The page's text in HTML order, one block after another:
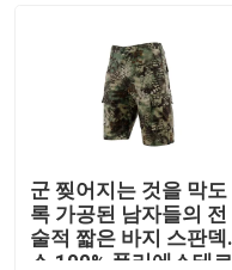
군 찢어지는 것을 막도
록 가공된 남자들의 전
술적 짧은 바지 스판덱
스 100% 폴리에스테르